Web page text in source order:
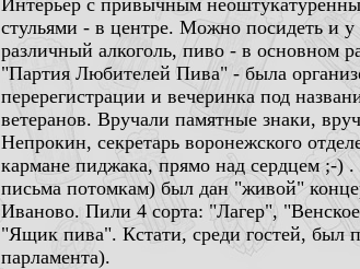
Интерьер с привычным
стульями - в центре. Можно посидеть и
различный алкоголь, пиво - в основном
"Партия Любителей Пива" - была
перерегистрации и вечеринка под
ветеранов. Вручали памятные знаки,
Непрокин, секретарь воронежского
кармане пиджака, прямо над сердцем ;-)
письма потомкам) был дан "живой"
Иваново. Пили 4 сорта: "Лагер",
"Ящик пива". Кстати, среди гостей, был
парламента).